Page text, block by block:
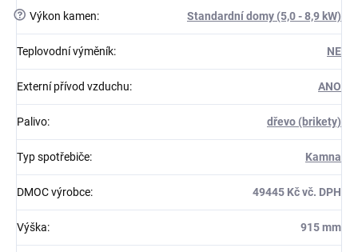
? Výkon kamen: Standardní domy (5,0 - 8,9 kW)
Teplovodní výměník: NE
Externí přívod vzduchu: ANO
Palivo: dřevo (brikety)
Typ spotřebiče: Kamna
DMOC výrobce: 49445 Kč vč. DPH
Výška: 915 mm